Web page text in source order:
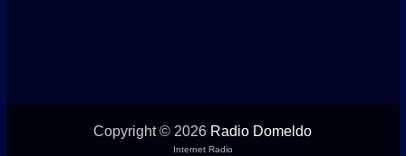
Copyright © 2026 Radio Domeldo
Internet Radio